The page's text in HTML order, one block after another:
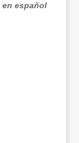
en español